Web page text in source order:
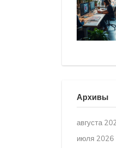
Архивы
августа
июля 2026